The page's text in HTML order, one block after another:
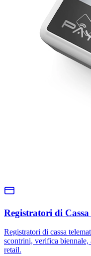
Registratori di
Registratori di cassa
scontrini, verifica biennale,
retail.